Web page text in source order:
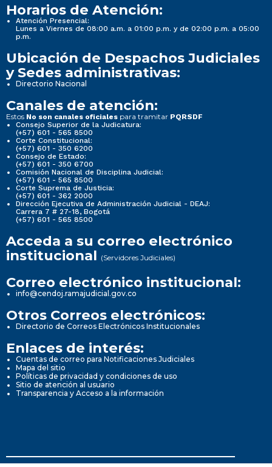
Horarios de Atención:
Atención Presencial:
Lunes a Viernes de 08:00 a.m. a 01:00 p.m. y de 02:00 p.m. a 05:00
p.m.
Ubicación de Despachos Judiciales
y Sedes administrativas:
Directorio Nacional
Canales de atención:
Estos No son canales oficiales para tramitar PQRSDF
Consejo Superior de la Judicatura:
(+57) 601 - 565 8500
Corte Constitucional:
(+57) 601 - 350 6200
Consejo de Estado:
(+57) 601 - 350 6700
Comisión Nacional de Disciplina Judicial:
(+57) 601 - 565 8500
Corte Suprema de Justicia:
(+57) 601 - 362 2000
Dirección Ejecutiva de Administración Judicial - DEAJ:
Carrera 7 # 27-18, Bogotá
(+57) 601 - 565 8500
Acceda a su correo electrónico
institucional (Servidores Judiciales)
Correo electrónico institucional:
info@cendoj.ramajudicial.gov.co
Otros Correos electrónicos:
Directorio de Correos Electrónicos Institucionales
Enlaces de interés:
Cuentas de correo para Notificaciones Judiciales
Mapa del sitio
Políticas de privacidad y condiciones de uso
Sitio de atención al usuario
Transparencia y Acceso a la información